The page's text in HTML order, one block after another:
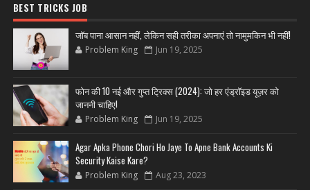
BEST TRICKS JOB
जॉब पाना आसान नहीं, लेकिन सही तरीका अपनाएं तो नामुमकिन भी नहीं!
Problem King Jun 19, 2025
फोन की 10 नई और गुप्त ट्रिक्स (2024): जो हर एंड्रॉइड यूज़र को
जाननी चाहिए!
Problem King Jun 19, 2025
Agar Apka Phone Chori Ho Jaye To Apne Bank Accounts Ki
Security Kaise Kare?
Problem King Aug 23, 2023